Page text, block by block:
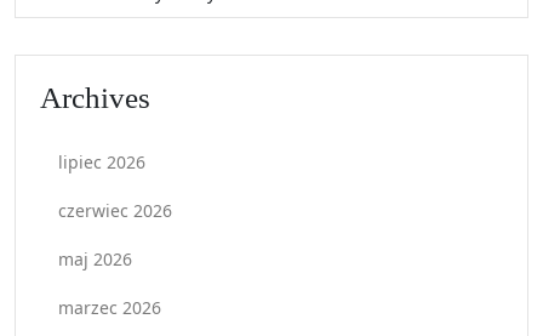
Archives
lipiec 2026
czerwiec 2026
maj 2026
marzec 2026